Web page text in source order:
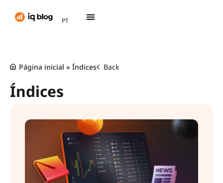
PT
TH
Página inicial » Índices Back
Índices